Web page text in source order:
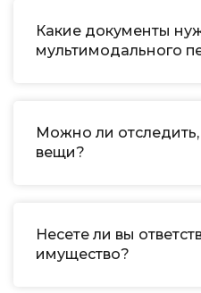
Какие документы
мультимодального
Можно ли
вещи?
Несете ли вы
имущество?